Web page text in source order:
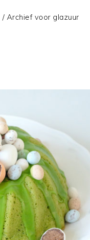
/Archief voor glazuur